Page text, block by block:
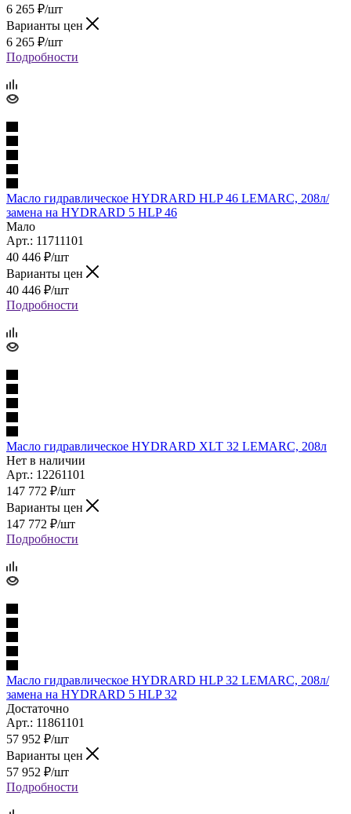
6 265 ₽/шт
Варианты цен
6 265 ₽/шт
Подробности
Масло гидравлическое HYDRARD HLP 46 LEMARC, 208л/
замена на HYDRARD 5 HLP 46
Мало
Арт.: 11711101
40 446 ₽/шт
Варианты цен
40 446 ₽/шт
Подробности
Масло гидравлическое HYDRARD XLT 32 LEMARC, 208л
Нет в наличии
Арт.: 12261101
147 772 ₽/шт
Варианты цен
147 772 ₽/шт
Подробности
Масло гидравлическое HYDRARD HLP 32 LEMARC, 208л/
замена на HYDRARD 5 HLP 32
Достаточно
Арт.: 11861101
57 952 ₽/шт
Варианты цен
57 952 ₽/шт
Подробности